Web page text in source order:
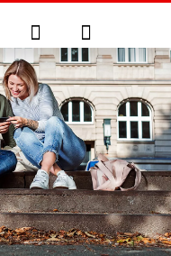
Suche Anmelden